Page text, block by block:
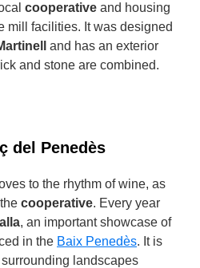
cooperative and housing
mill facilities. It was designed
and has an exterior
and stone are combined.
del Penedès
to the rhythm of wine, as
cooperative. Every year
, an important showcase of
in the Baix Penedès. It is
landscapes